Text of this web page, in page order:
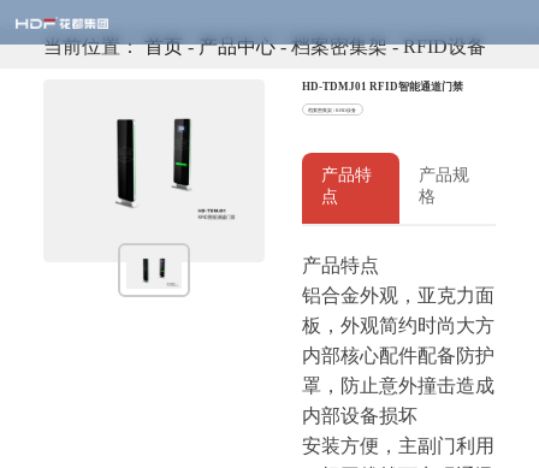
当前位置：首页-产品中心- 档案密集架 - RFID设备
HD-TDMJ01 RFID智能通道门禁
档案密集架 / RFID设备
产品特
点
产品规
格
产品特点
铝合金外观，亚克力面
板，外观简约时尚大方
内部核心配件配备防护
罩，防止意外撞击造成
内部设备损坏
安装方便，主副门利用